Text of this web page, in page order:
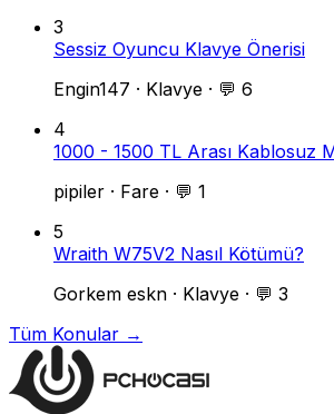
3
Sessiz Oyuncu Klavye Önerisi
Engin147 · Klavye · 💬 6
4
1000 - 1500 TL Arası Kablosuz
pipiler · Fare · 💬 1
5
Wraith W75V2 Nasıl Kötümü?
Gorkem eskn · Klavye · 💬 3
Tüm Konular →